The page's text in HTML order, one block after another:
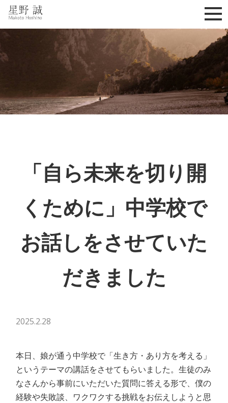
星野誠 makoto hoshino
「自ら未来を切り開
くために」中学校で
お話しをさせていた
だきました
2025.2.28
本日、娘が通う中学校で「生き方・あり方を考える」
というテーマの講話をさせてもらいました。生徒のみ
なさんから事前にいただいた質問に答える形で、僕の
経験や失敗談、ワクワクする挑戦をお伝えしようと思